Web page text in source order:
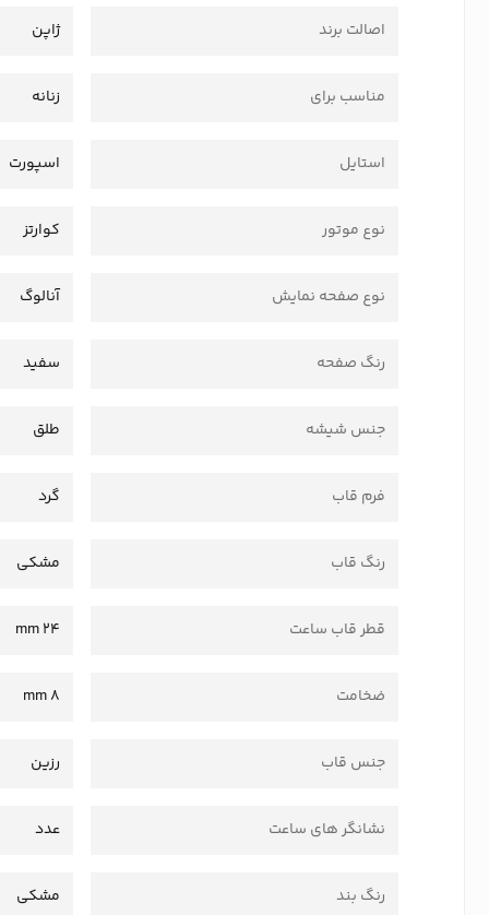
اصالت برند ژاپن
مناسب برای زنانه
استایل اسپورت
نوع موتور کوارتز
نوع صفحه نمایش آنالوگ
رنگ صفحه سفید
جنس شیشه طلق
فرم قاب گرد
رنگ قاب مشکی
قطر قاب ساعت 24 mm
ضخامت 8 mm
جنس قاب رزین
نشانگر های ساعت عدد
رنگ بند مشکی